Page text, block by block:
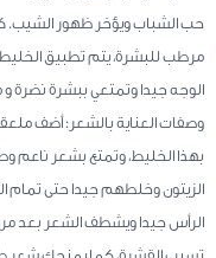
حب الشباب ويؤخر ظهور
الوجه جيدا وتمتعي ببشرة نضرة
وصفات العناية بالشعر: أضف
بهذا الخليط، وتمتع بشعر ناعم
الزيتون وخلطهم جيدا حتى تمام